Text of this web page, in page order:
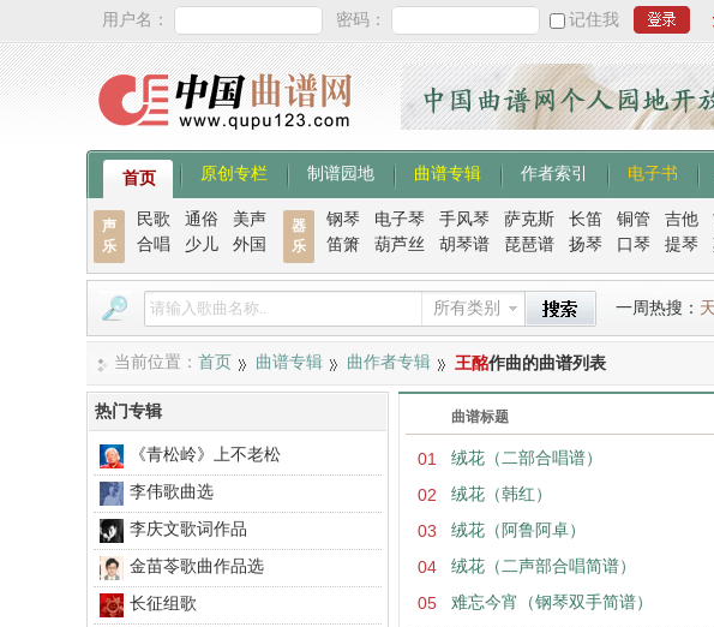
用户名： 密码： 记住我
首页 原创专栏 制谱园地 曲谱专辑 作者索引 电子书
声
乐
民歌 通俗
美声
合唱
少儿 外国
器
乐
钢琴 电子琴 手风琴 萨克斯 长笛 铜管 吉他
笛箫
葫芦丝 胡琴谱 琵琶谱 扬琴 口琴 提琴
所有类别 一周热搜：
当前位置： 首页 曲谱专辑 曲作者专辑 王酩作曲的曲谱列表
曲谱标题
01 绒花（二部合唱谱）
02 绒花（韩红）
03 绒花（阿鲁阿卓）
04 绒花（二声部合唱简谱）
05 难忘今宵（钢琴双手简谱）
热门专辑
《青松岭》上不老松
李伟歌曲选
李庆文歌词作品
金苗苓歌曲作品选
长征组歌